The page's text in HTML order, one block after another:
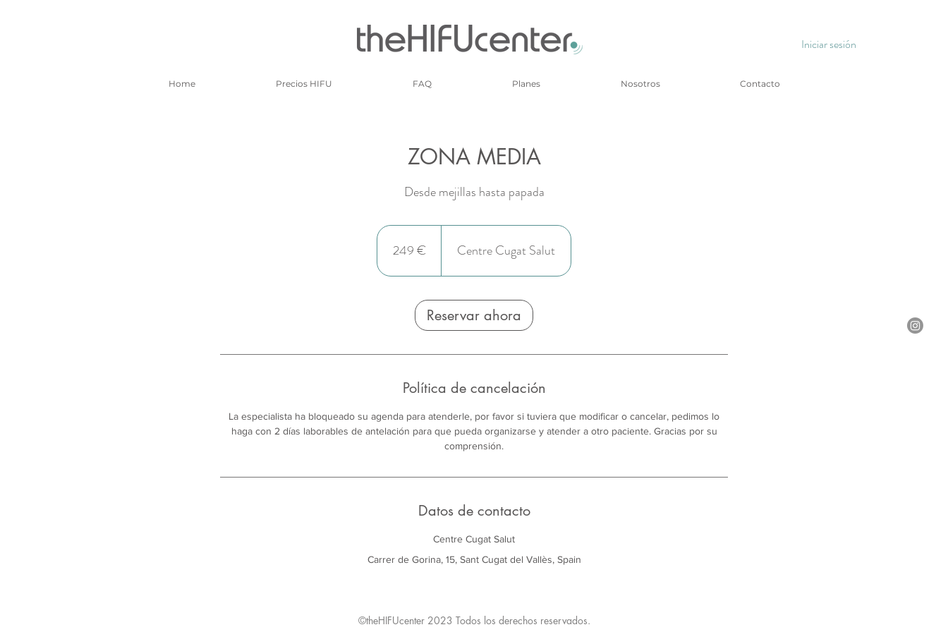
Iniciar sesión
Home Precios HIFU FAQ Planes Nosotros Contacto
ZONA MEDIA
Desde mejillas hasta papada
249
euros
249 € Centre Cugat Salut
Reservar ahora
Política de cancelación
La especialista ha bloqueado su agenda para atenderle, por favor si tuviera que modificar o cancelar, pedimos lo
haga con 2 días laborables de antelación para que pueda organizarse y atender a otro paciente. Gracias por su
comprensión.
Datos de contacto
Centre Cugat Salut
Carrer de Gorina, 15, Sant Cugat del Vallès, Spain
©theHIFUcenter 2023 Todos los derechos reservados.